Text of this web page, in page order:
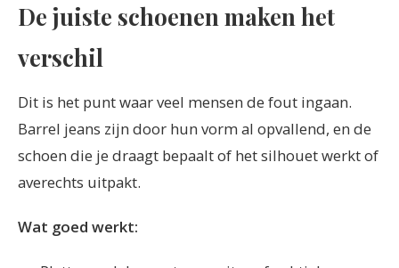
De juiste schoenen maken het
verschil
Dit is het punt waar veel mensen de fout ingaan.
Barrel jeans zijn door hun vorm al opvallend, en de
schoen die je draagt bepaalt of het silhouet werkt of
averechts uitpakt.
Wat goed werkt: